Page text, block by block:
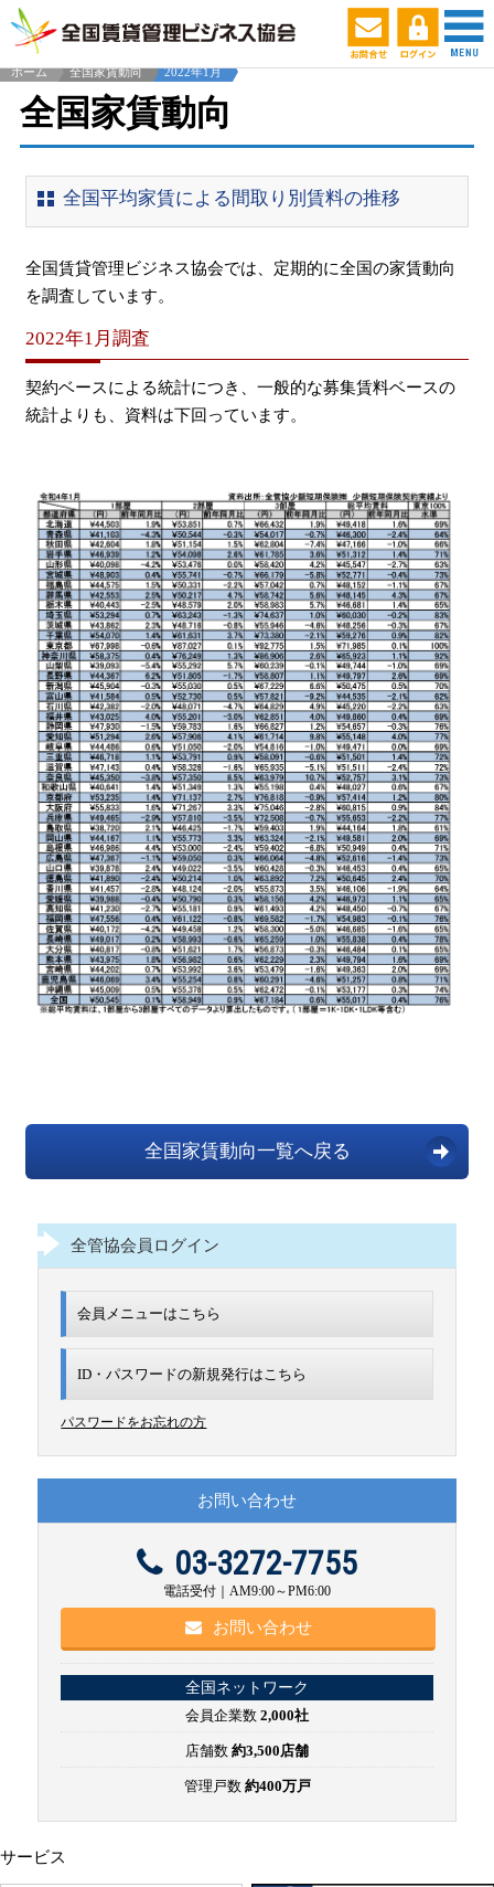
ホーム 全国家賃動向 2022年1月
全国家賃動向
全国平均家賃による間取り別賃料の推移
全国賃貸管理ビジネス協会では、定期的に全国の家賃動向
を調査しています。
2022年1月調査
契約ベースによる統計につき、一般的な募集賃料ベースの
統計よりも、資料は下回っています。
全国家賃動向一覧へ戻る
全管協会員ログイン
会員メニューはこちら
ID・パスワードの新規発行は こちら
パスワードをお忘れの方
お問い合わせ
03-3272-7755
電話受付｜AM9:00～PM6:00
お問い合わせ
全国ネットワーク
会員企業数 2,000社
店舗数 約3,500店舗
管理戸数 約400万戸
サービス